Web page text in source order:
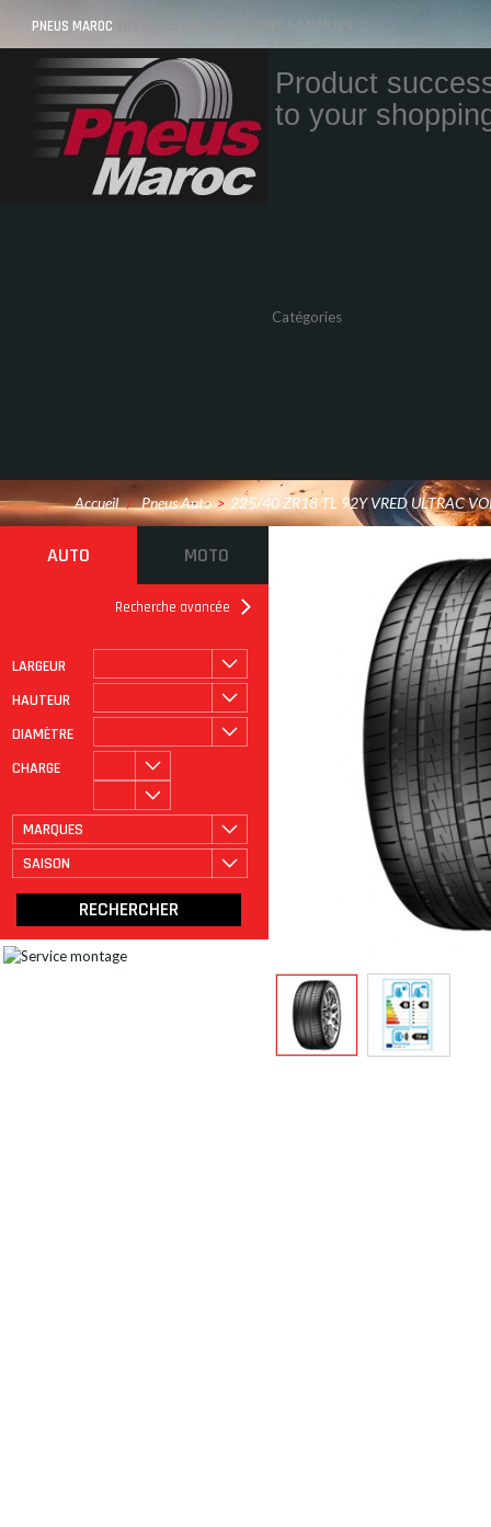
PNEUS MAROC VOS PNEUS AU MAROC LIVRÉS ET MONTÉS
Product
to your
Catégories
Accueil / Pneus Auto > 225/40 ZR18 TL 92Y VRED ULTRAC
AUTO MOTO
Recherche avancée
LARGEUR
HAUTEUR
DIAMÈTRE
CHARGE
MARQUES
SAISON
ROULAGE À PLAT